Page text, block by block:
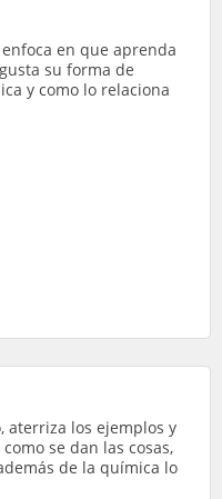
en que aprenda
su forma de
y como lo relaciona
aterriza los ejemplos y
se dan las cosas,
de la química lo